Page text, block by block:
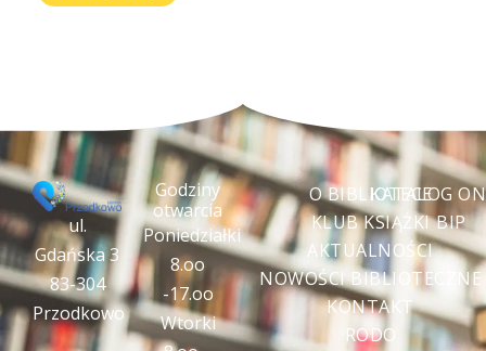
ul.
Gdańska 3
83-304
Przodkowo
Godziny
otwarcia
Poniedziałki
8.oo
-17.oo
Wtorki
O BIBLIOTECE
KLUB KSIĄŻKI
AKTUALNOŚCI
NOWOŚCI BIBLIOTECZNE
KONTAKT
RODO
KATALOG
BIP